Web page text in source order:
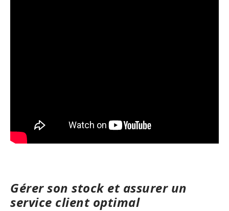
Gérer son stock et assurer un
service client optimal